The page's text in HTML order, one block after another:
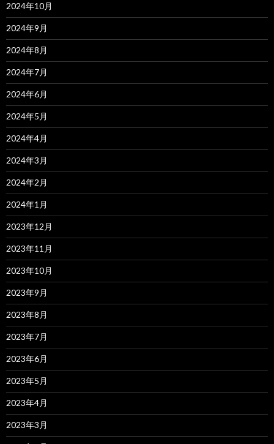
2024年10月
2024年9月
2024年8月
2024年7月
2024年6月
2024年5月
2024年4月
2024年3月
2024年2月
2024年1月
2023年12月
2023年11月
2023年10月
2023年9月
2023年8月
2023年7月
2023年6月
2023年5月
2023年4月
2023年3月